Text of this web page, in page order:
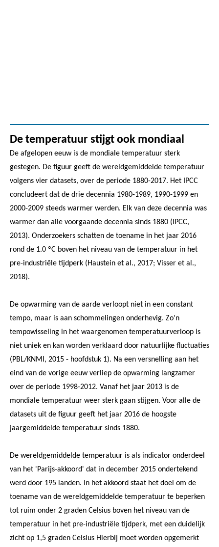
De temperatuur stijgt ook mondiaal
De afgelopen eeuw is de mondiale temperatuur sterk
gestegen. De figuur geeft de wereldgemiddelde temperatuur
volgens vier datasets, over de periode 1880-2017. Het IPCC
concludeert dat de drie decennia 1980-1989, 1990-1999 en
2000-2009 steeds warmer werden. Elk van deze decennia was
warmer dan alle voorgaande decennia sinds 1880 (IPCC,
2013). Onderzoekers schatten de toename in het jaar 2016
rond de 1.0 ºC boven het niveau van de temperatuur in het
pre-industriële tijdperk (Haustein et al., 2017; Visser et al.,
2018).
De opwarming van de aarde verloopt niet in een constant
tempo, maar is aan schommelingen onderhevig. Zo'n
tempowisseling in het waargenomen temperatuurverloop is
niet uniek en kan worden verklaard door natuurlijke fluctuaties
(PBL/KNMI, 2015 - hoofdstuk 1). Na een versnelling aan het
eind van de vorige eeuw verliep de opwarming langzamer
over de periode 1998-2012. Vanaf het jaar 2013 is de
mondiale temperatuur weer sterk gaan stijgen. Voor alle de
datasets uit de figuur geeft het jaar 2016 de hoogste
jaargemiddelde temperatuur sinds 1880.
De wereldgemiddelde temperatuur is als indicator onderdeel
van het 'Parijs-akkoord' dat in december 2015 ondertekend
werd door 195 landen. In het akkoord staat het doel om de
toename van de wereldgemiddelde temperatuur te beperken
tot ruim onder 2 graden Celsius boven het niveau van de
temperatuur in het pre-industriële tijdperk, met een duidelijk
zicht op 1,5 graden Celsius Hierbij moet worden opgemerkt